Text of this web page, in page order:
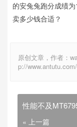
的安兔兔跑分成绩
卖多少钱合适？
原创文章，作者：
p://
性能不及
« 上一篇